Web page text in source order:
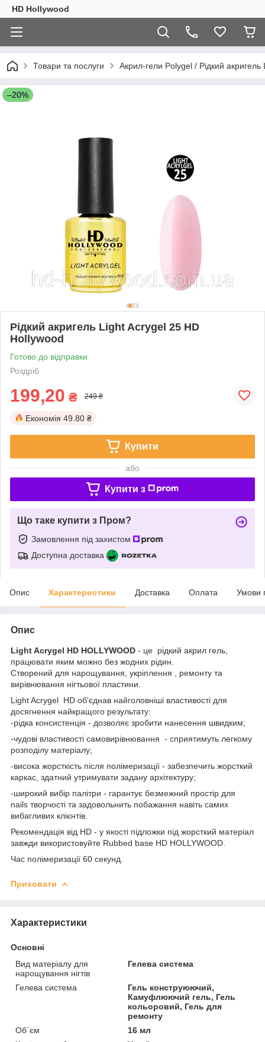
HD Hollywood
Товари та послуги Акрил-гели Polygel / Рідкий акригель
–20%
Рідкий акригель Light Acrygel 25 HD
Hollywood
Готово до відправки
Роздріб
199,20 ₴ 249 ₴
Економія 49.80 ₴
Купити
або
Купити з
Що таке купити з Пром?
Замовлення під захистом
Доступна доставка
Опис Характеристики Доставка Оплата Умови
Опис
Light Acrygel HD HOLLYWOOD - це рідкий акрил гель,
працювати яким можно без жодних рідин.
Створений для нарощування, укріплення , ремонту та
вирівнювання нігтьової пластини.
Light Acrygel HD об'єднав найголовніші властивості для
досягнення найкращого результату:
-рідка консистенція - дозволяє зробити нанесення швидким;
-чудові властивості самовирівнювання - сприятимуть легкому
розподілу матеріалу;
-висока жорсткість після полімеризації - забезпечить жорсткий
каркас, здатний утримувати задану архітектуру;
-широкий вибір палітри - гарантує безмежний простір для
nails творчості та задовольнить побажання навіть самих
вибагливих клієнтів.
Рекомендація від HD - у якості підложки під жорсткий матеріал
завжди використовуйте Rubbed base HD HOLLYWOOD.
Час полімеризації 60 секунд.
Приховати
Характеристики
Основні
Вид матеріалу для
нарощування нігтів
Гелева система
Гелева система
Гель конструюючий,
Камуфлюючий гель, Гель
кольоровий, Гель для
ремонту
Об`єм
16 мл